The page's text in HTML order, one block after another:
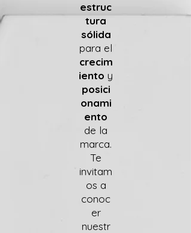
estruc
tura
sólida
para el
crecim
iento y
posici
onami
ento
de la
marca.
Te
invitam
os a
conoc
er
nuestr